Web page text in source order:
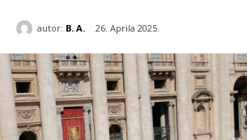
autor: B. A. 26. Aprila 2025.